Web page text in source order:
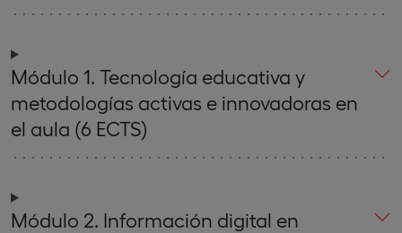
Módulo 1. Tecnología educativa y
metodologías activas e innovadoras en
el aula (6 ECTS)
Módulo 2. Información digital en